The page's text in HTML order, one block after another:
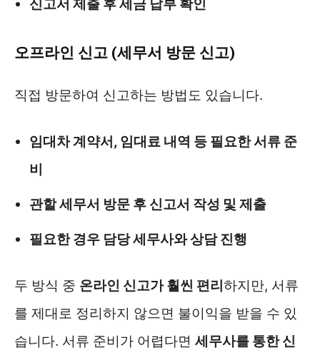
신고서 제출 후 세금 납부 확인
오프라인 신고 (세무서 방문 신고)
직접 방문하여 신고하는 방법도 있습니다.
임대차 계약서, 임대료 내역 등 필요한 서류 준
비
관할 세무서 방문 후 신고서 작성 및 제출
필요한 경우 담당 세무사와 상담 진행
두 방식 중 온라인 신고가 훨씬 편리 하지만, 서류
를 제대로 정리하지 않으면 불이익을 받을 수 있
습니다. 서류 준비가 어렵다면 세무사를 통한 신